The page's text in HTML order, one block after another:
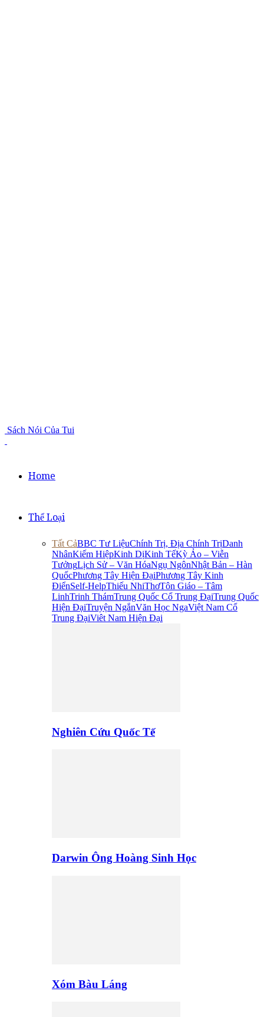
Sách Nói Của Tui
Home
Thể Loại
Tất CảBBC Tư LiệuChính Trị, Địa Chính TrịDanh
NhânKiếm HiệpKinh DịKinh TếKỳ Ảo – Viễn
TưởngLịch Sử – Văn HóaNgụ NgônNhật Bản – Hàn
QuốcPhương Tây Hiện ĐạiPhương Tây Kinh
ĐiểnSelf-HelpThiếu NhiThơTôn Giáo – Tâm
LinhTrinh ThámTrung Quốc Cổ Trung ĐạiTrung Quốc
Hiện ĐạiTruyện NgắnVăn Học NgaViệt Nam Cổ
Trung ĐạiViêt Nam Hiện Đại
Nghiên Cứu Quốc Tế
Darwin Ông Hoàng Sinh Học
Xóm Bàu Láng